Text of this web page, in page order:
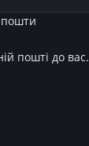
пошти
пошті до вас.